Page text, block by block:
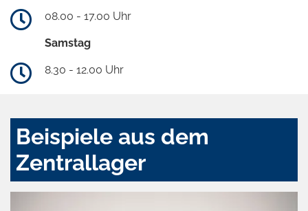
08.00 - 17.00 Uhr
Samstag
8.30 - 12.00 Uhr
Beispiele aus dem
Zentrallager